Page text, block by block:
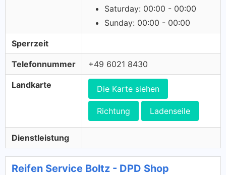
Saturday: 00:00 - 00:00
Sunday: 00:00 - 00:00
Sperrzeit
Telefonnummer +49 6021 8430
Landkarte Die Karte siehen
Richtung Ladenseile
Dienstleistung
Reifen Service Boltz - DPD Shop